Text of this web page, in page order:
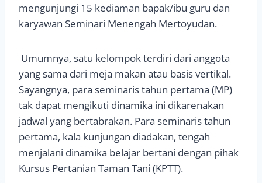
mengunjungi 15 kediaman bapak/ibu guru dan
karyawan Seminari Menengah Mertoyudan.
Umumnya, satu kelompok terdiri dari anggota
yang sama dari meja makan atau basis vertikal.
Sayangnya, para seminaris tahun pertama (MP)
tak dapat mengikuti dinamika ini dikarenakan
jadwal yang bertabrakan. Para seminaris tahun
pertama, kala kunjungan diadakan, tengah
menjalani dinamika belajar bertani dengan pihak
Kursus Pertanian Taman Tani (KPTT).